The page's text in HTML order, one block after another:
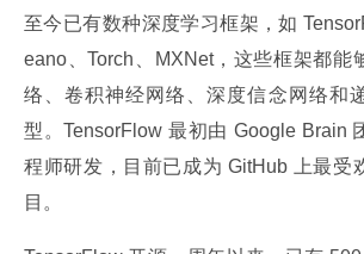
至今已有数种深度学习框架，如
eano、Torch、MXNet，这些框架都能
络、卷积神经网络、深度信念网络和
型。TensorFlow 最初由 Google Brain
程师研发，目前已成为 GitHub 上最受
目。